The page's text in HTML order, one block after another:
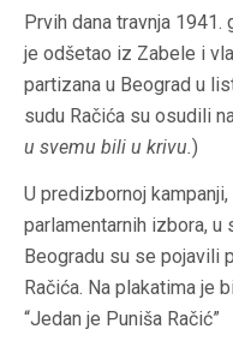
Prvih dana travnja
je odšetao iz Zabele i
partizana u Beograd u
sudu Račića su osudili
u svemu bili u krivu.)
U predizbornoj
parlamentarnih izbora, u
Beogradu su se pojavili
Račića. Na plakatima je
“Jedan je Puniša Račić”